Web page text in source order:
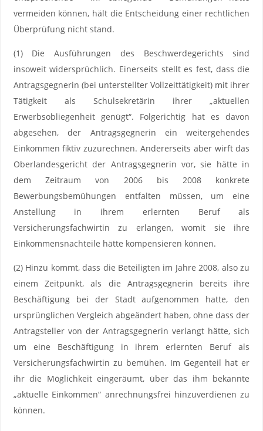
vermeiden können, hält die Entscheidung einer rechtlichen
Überprüfung nicht stand.
(1) Die Ausführungen des Beschwerdegerichts sind
insoweit widersprüchlich. Einerseits stellt es fest, dass die
Antragsgegnerin (bei unterstellter Vollzeittätigkeit) mit ihrer
Tätigkeit als Schulsekretärin ihrer „aktuellen
Erwerbsobliegenheit genügt“. Folgerichtig hat es davon
abgesehen, der Antragsgegnerin ein weitergehendes
Einkommen fiktiv zuzurechnen. Andererseits aber wirft das
Oberlandesgericht der Antragsgegnerin vor, sie hätte in
dem Zeitraum von 2006 bis 2008 konkrete
Bewerbungsbemühungen entfalten müssen, um eine
Anstellung in ihrem erlernten Beruf als
Versicherungsfachwirtin zu erlangen, womit sie ihre
Einkommensnachteile hätte kompensieren können.
(2) Hinzu kommt, dass die Beteiligten im Jahre 2008, also zu
einem Zeitpunkt, als die Antragsgegnerin bereits ihre
Beschäftigung bei der Stadt aufgenommen hatte, den
ursprünglichen Vergleich abgeändert haben, ohne dass der
Antragsteller von der Antragsgegnerin verlangt hätte, sich
um eine Beschäftigung in ihrem erlernten Beruf als
Versicherungsfachwirtin zu bemühen. Im Gegenteil hat er
ihr die Möglichkeit eingeräumt, über das ihm bekannte
„aktuelle Einkommen“ anrechnungsfrei hinzuverdienen zu
können.